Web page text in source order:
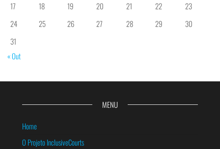
17
18 19 20 21 22
23
24
25 26 27 28 29
30
31
« Out
MENU
Home
O Projeto InclusiveCourts